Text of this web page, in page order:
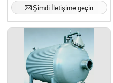
Şimdi İletişime geçin